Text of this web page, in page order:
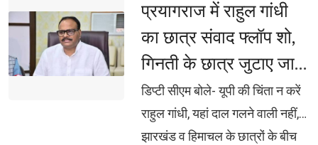
मार्ग) से विधान भवन तक निकाली तिरंगा
यात्रा, मुख्यमंत्री ने तिरंगा फहराते
बच्चों के साथ ली सेल्फी, आयोजन
स्थल पर हुआ वंदे मातरम का सामूहिक
गान
प्रयागराज में राहुल गांधी
का छात्र संवाद फ्लॉप शो,
गिनती के छात्र जुटाए जा
सके: ब्रजेश पाठक
डिप्टी सीएम बोले- यूपी की चिंता न करें
राहुल गांधी, यहां दाल गलने वाली नहीं,
झारखंड व हिमाचल के छात्रों के बीच